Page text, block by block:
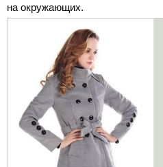
на окружающих.